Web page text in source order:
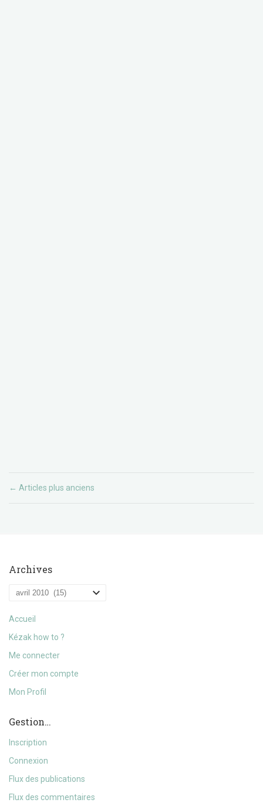
← Articles plus anciens
Archives
Archives
Accueil
Kézak how to ?
Me connecter
Créer mon compte
Mon Profil
Gestion…
Inscription
Connexion
Flux des publications
Flux des commentaires